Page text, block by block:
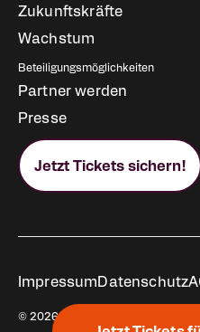
Zukunftskräfte
Wachstum
Beteiligungsmöglichkeiten
Partner werden
Presse
Jetzt Tickets sichern!
© 2026 All rights reserved.
ImpressumDatenschutz